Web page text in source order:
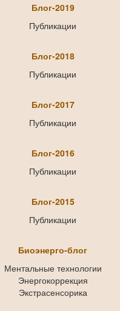
Блог-2019
Публикации
Блог-2018
Публикации
Блог-2017
Публикации
Блог-2016
Публикации
Блог-2015
Публикации
Биоэнерго-блог
Ментальные технологии
Энергокоррекция
Экстрасенсорика